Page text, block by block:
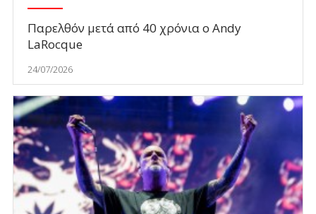
Παρελθόν μετά από 40 χρόνια ο Andy
LaRocque
24/07/2026